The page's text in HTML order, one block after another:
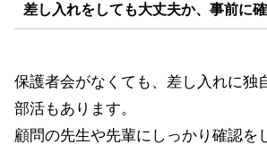
差し入れをしても大丈夫か、事前に
保護者会がなくても、差し入れに独
部活もあります。
顧問の先生や先輩にしっかり確認を